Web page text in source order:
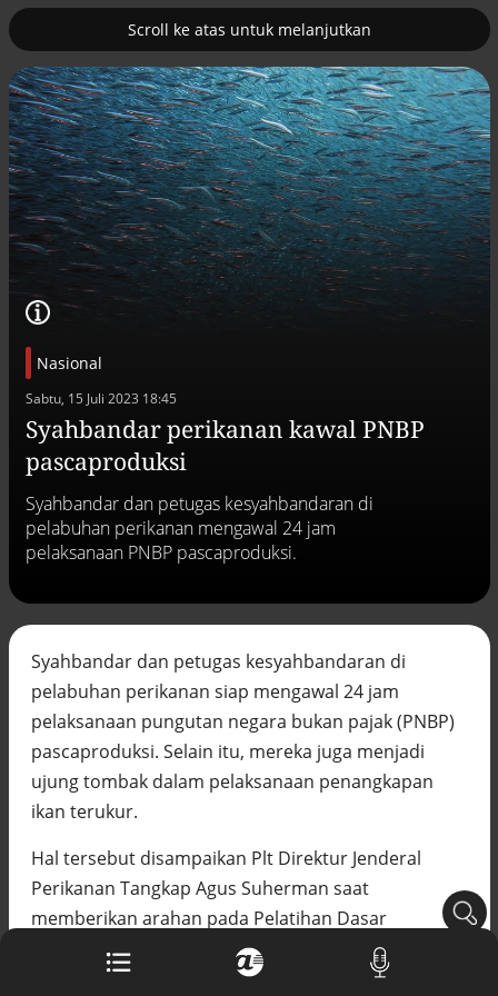
Scroll ke atas untuk melanjutkan
Nasional
Sabtu, 15 Juli 2023 18:45
Syahbandar perikanan kawal PNBP
pascaproduksi
Syahbandar dan petugas kesyahbandaran di
pelabuhan perikanan mengawal 24 jam
pelaksanaan PNBP pascaproduksi.
Syahbandar dan petugas kesyahbandaran di
pelabuhan perikanan siap mengawal 24 jam
pelaksanaan pungutan negara bukan pajak (PNBP)
pascaproduksi. Selain itu, mereka juga menjadi
ujung tombak dalam pelaksanaan penangkapan
ikan terukur.
Hal tersebut disampaikan Plt Direktur Jenderal
Perikanan Tangkap Agus Suherman saat
memberikan arahan pada Pelatihan Dasar
Kesyahbandaran. Agus mengatakan peran
syahbandar di pelabuhan perikanan sangat
2
Tambahan TKD menggerakkan 42
kegiatan di Lhokseumawe
Efek jera untuk pejabat abai LHKPN
Alinea.id - Peristiwa
Buku berusia 900 tahun ditemukan di
arsip rahasia Vatikan, ada prediksi
tahun Kiamat
Akar persoalan berulangnya kekerasan
Alinea.id - Peristiwa
DPR minta penerbitan sertifikat pagar
laut diproses hukum
Alinea.id - Peristiwa
Alinea.id - Politik
Pemprov Sultra klarifikasi isu PT GKP,
imbau masyarakat hormati proses
Alinea.id - Peristiwa